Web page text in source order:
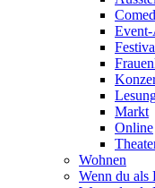
Markt
Online
Wohnen
Wenn du als